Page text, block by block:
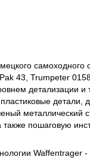
самоходного
43, Trumpeter
детализации и
детали,
металлический
также пошаговую
Waffentrager